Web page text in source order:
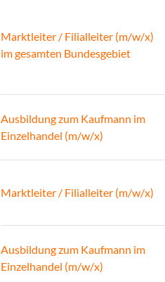
Marktleiter / Filialleiter (m/w/x)
im gesamten Bundesgebiet
Ausbildung zum Kaufmann im
Einzelhandel (m/w/x)
Marktleiter / Filialleiter (m/w/x)
Ausbildung zum Kaufmann im
Einzelhandel (m/w/x)